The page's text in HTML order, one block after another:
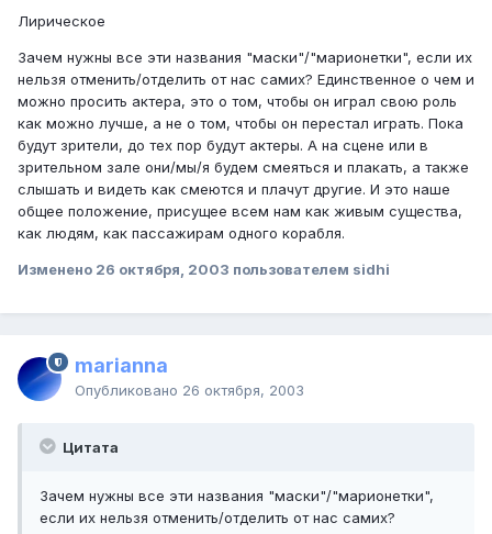
Лирическое
Зачем нужны все эти названия "маски"/"марионетки", если их
нельзя отменить/отделить от нас самих? Единственное о чем и
можно просить актера, это о том, чтобы он играл свою роль
как можно лучше, а не о том, чтобы он перестал играть. Пока
будут зрители, до тех пор будут актеры. А на сцене или в
зрительном зале они/мы/я будем смеяться и плакать, а также
слышать и видеть как смеются и плачут другие. И это наше
общее положение, присущее всем нам как живым существа,
как людям, как пассажирам одного корабля.
Изменено 26 октября, 2003 пользователем sidhi
marianna
Опубликовано 26 октября, 2003
Цитата
Зачем нужны все эти названия "маски"/"марионетки",
если их нельзя отменить/отделить от нас самих?